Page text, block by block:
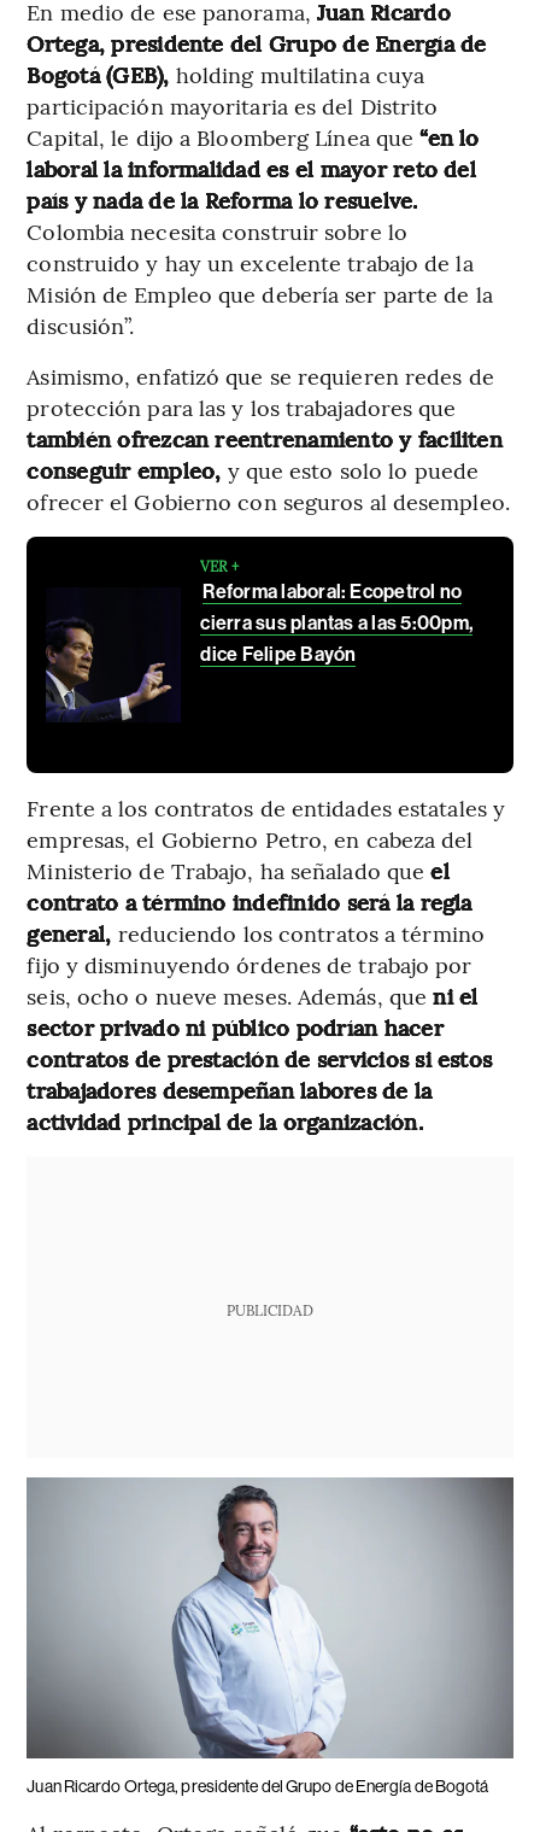
En medio de ese panorama, Juan Ricardo
Ortega, presidente del Grupo de Energía de
Bogotá (GEB), holding multilatina cuya
participación mayoritaria es del Distrito
Capital, le dijo a Bloomberg Línea que“en lo
laboral la informalidad es el mayor reto del
país y nada de la Reforma lo resuelve.
Colombia necesita construir sobre lo
construido y hay un excelente trabajo de la
Misión de Empleo que debería ser parte de la
discusión”.
Asimismo, enfatizó que se requieren redes de
protección para las y los trabajadores que
también ofrezcan reentrenamiento y faciliten
conseguir empleo, y que esto solo lo puede
ofrecer el Gobierno con seguros al desempleo.
VER +
Reforma laboral: Ecopetrol no
cierra sus plantas a las 5:00pm,
dice Felipe Bayón
Frente a los contratos de entidades estatales y
empresas, el Gobierno Petro, en cabeza del
Ministerio de Trabajo, ha señalado queel
contrato a término indefinido será la regla
general, reduciendo los contratos a término
fijo y disminuyendo órdenes de trabajo por
seis, ocho o nueve meses. Además, que ni el
sector privado ni público podrían hacer
contratos de prestación de servicios si estos
trabajadores desempeñan labores de la
actividad principal de la organización.
PUBLICIDAD
Juan Ricardo Ortega, presidente del Grupo de Energía de Bogotá